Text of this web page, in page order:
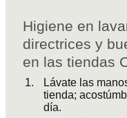
Higiene en
directrices y
en las tiendas
Lávate las
tienda;
día.